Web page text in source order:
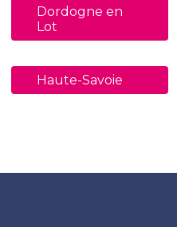
Dordogne en
Lot
Haute-Savoie